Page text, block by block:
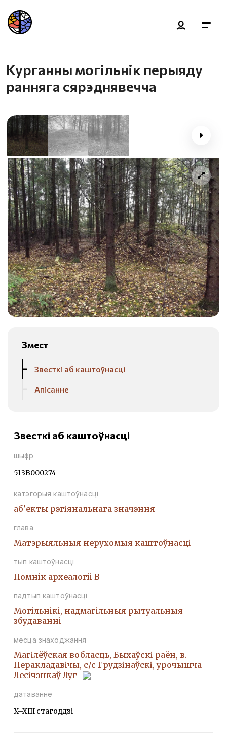
Курганны могільнік перыяду
ранняга сярэднявечча
Змест
Звесткі аб каштоўнасці
Апісанне
Звесткі аб каштоўнасці
шыфр
513В000274
катэгорыя каштоўнасці
аб'екты рэгіянальнага значэння
глава
Матэрыяльныя нерухомыя каштоўнасці
тып каштоўнасці
Помнiк археалогii В
падтып каштоўнасці
Могiльнiкi, надмагiльныя рытуальныя
збудаваннi
месца знаходжання
Магілёўская вобласць, Быхаўскі раён, в.
Перакладавічы, с/с Грудзінаўскі, урочышча
Лесічэнкаў Луг
датаванне
X–XIII стагоддзі